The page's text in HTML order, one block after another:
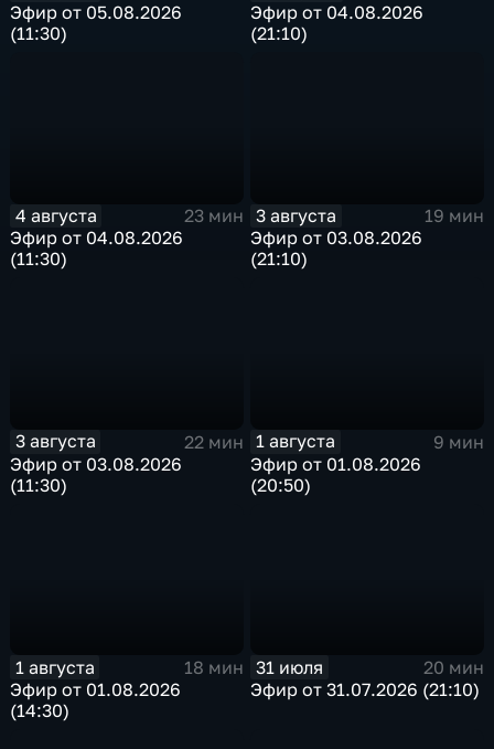
Эфир от 05.08.2026
(11:30)
Эфир от 04.08.2026
(21:10)
4 августа
23 мин
Эфир от 04.08.2026
(11:30)
3 августа
19 мин
Эфир от 03.08.2026
(21:10)
3 августа
22 мин
Эфир от 03.08.2026
(11:30)
1 августа
9 мин
Эфир от 01.08.2026
(20:50)
1 августа
18 мин
Эфир от 01.08.2026
(14:30)
31 июля
20 мин
Эфир от 31.07.2026 (21:10)